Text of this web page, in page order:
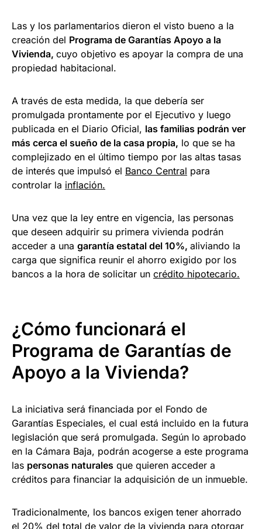
Las y los parlamentarios dieron el visto bueno a la
creación del Programa de Garantías Apoyo a la
Vivienda, cuyo objetivo es apoyar la compra de una
propiedad habitacional.
A través de esta medida, la que debería ser
promulgada prontamente por el Ejecutivo y luego
publicada en el Diario Oficial, las familias podrán ver
más cerca el sueño de la casa propia, lo que se ha
complejizado en el último tiempo por las altas tasas
de interés que impulsó el Banco Central para
controlar la inflación.
Una vez que la ley entre en vigencia, las personas
que deseen adquirir su primera vivienda podrán
acceder a una garantía estatal del 10%, aliviando la
carga que significa reunir el ahorro exigido por los
bancos a la hora de solicitar un crédito hipotecario.
¿Cómo funcionará el
Programa de Garantías de
Apoyo a la Vivienda?
La iniciativa será financiada por el Fondo de
Garantías Especiales, el cual está incluido en la futura
legislación que será promulgada. Según lo aprobado
en la Cámara Baja, podrán acogerse a este programa
las personas naturales que quieren acceder a
créditos para financiar la adquisición de un inmueble.
Tradicionalmente, los bancos exigen tener ahorrado
el 20% del total de valor de la vivienda para otorgar